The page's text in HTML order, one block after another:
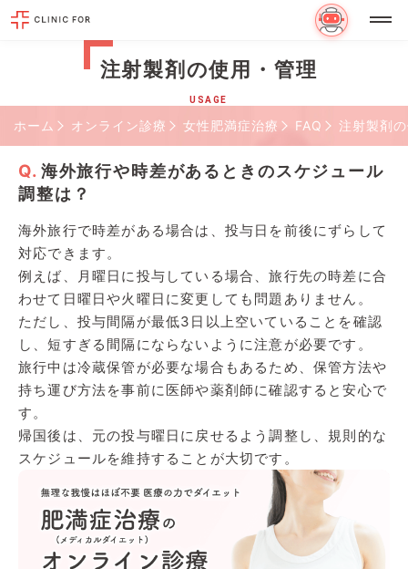
注射製剤の使用・管理
USAGE
ホーム オンライン診療 女性肥満症治療 FAQ 注射製剤
海外旅行や時差があるときのスケジュール
調整は？
海外旅行で時差がある場合は、投与日を前後にずらして
対応できます。
例えば、月曜日に投与している場合、旅行先の時差に合
わせて日曜日や火曜日に変更しても問題ありません。
ただし、投与間隔が最低3日以上空いていることを確認
し、短すぎる間隔にならないように注意が必要です。
旅行中は冷蔵保管が必要な場合もあるため、保管方法や
持ち運び方法を事前に医師や薬剤師に確認すると安心で
す。
帰国後は、元の投与曜日に戻せるよう調整し、規則的な
スケジュールを維持することが大切です。